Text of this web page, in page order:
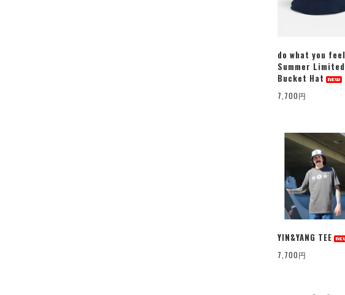
do what you feel
Summer Limited
Bucket Hat
7,700円
YIN&YANG TEE
7,700円